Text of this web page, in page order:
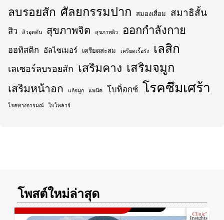
ลบรอยสัก ศัลยกรรมปาก สมองเสื่อม สมาธิสั้น
สิว สิวอุดตัน สุขภาพจิต สุขภาพผิว ออกกำลังกาย
ออทิสติก อัลไซเมอร์ เครียดสะสม เครียดเรื้อรัง เลสิก
เลเซอร์ลบรอยสัก เสริมคาง เสริมจมูก
เสริมหน้าอก แก้จมูก แพนิค โบท็อกซ์ โรคซึมเศร้า
โรคทางอารมณ์ ไบโพลาร์
โพสต์ใหม่ล่าสุด